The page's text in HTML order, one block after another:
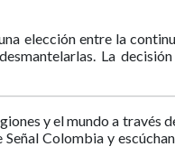
elección entre la
La
y el mundo a través
Colombia y